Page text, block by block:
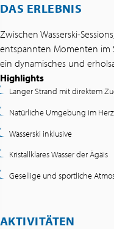
DAS ERLEBNIS
Zwischen Wasserski-
entspannten Momenten im
ein dynamisches und
Highlights
Langer Strand mit direktem
Natürliche Umgebung im
Wasserski inklusive
Kristallklares Wasser der Ägäis
Gesellige und sportliche
AKTIVITÄTEN